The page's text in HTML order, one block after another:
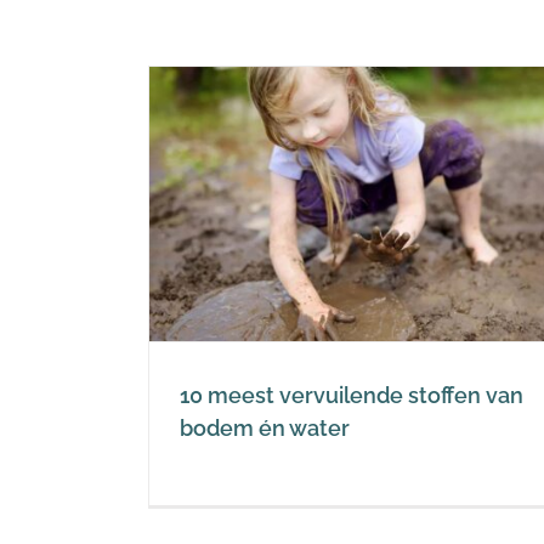
10 meest vervuilende stoffen van
bodem én water